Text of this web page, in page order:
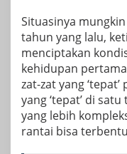
Situasinya
tahun yang lalu,
menciptakan
kehidupan
zat-zat yang
yang ‘tepat’ di
yang lebih
rantai bisa